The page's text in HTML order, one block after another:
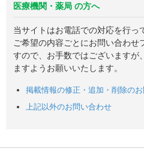
医療機関・薬局 の方へ
当サイトはお電話での対応を行っ
ご希望の内容ごとにお問い合わせ
すので、お手数ではございますが
ますようお願いいたします。
掲載情報の修正・追加・削除の
上記以外のお問い合わせ